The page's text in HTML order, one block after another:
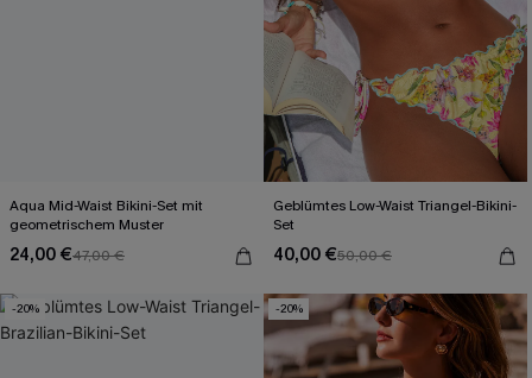
Aqua Mid-Waist Bikini-Set mit
geometrischem Muster
24,00 €47,00 €
Geblümtes Low-Waist Triangel-Bikini-
Set
40,00 €50,00 €
-20% -20%